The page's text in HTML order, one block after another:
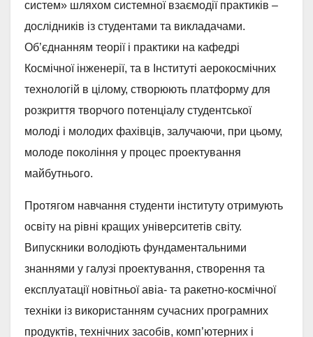
систем» шляхом системної взаємодії практиків –
дослідників із студентами та викладачами.
Об’єднанням теорії і практики на кафедрі
Космічної інженерії, та в Інституті аерокосмічних
технологій в цілому, створюють платформу для
розкриття творчого потенціалу студентської
молоді і молодих фахівців, залучаючи, при цьому,
молоде покоління у процес проектування
майбутнього.
Протягом навчання студенти інституту отримують
освіту на рівні кращих університетів світу.
Випускники володіють фундаментальними
знаннями у галузі проектування, створення та
експлуатації новітньої авіа- та ракетно-космічної
техніки із використанням сучасних програмних
продуктів, технічних засобів, комп’ютерних і